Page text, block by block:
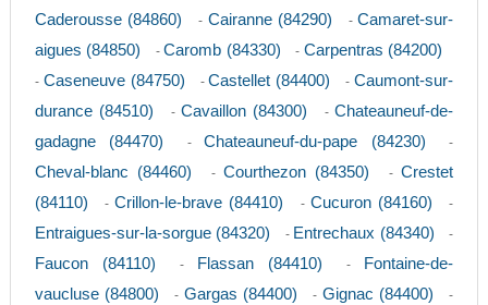
Caderousse (84860) - Cairanne (84290) -Camaret-sur-
aigues (84850)
-Caromb (84330) - Carpentras (84200)
- Caseneuve (84750) -Castellet (84400) -Caumont-sur-
durance (84510)
-Cavaillon (84300) -Chateauneuf-de-
gadagne (84470)
-Chateauneuf-du-pape (84230) -
Cheval-blanc (84460) -Courthezon (84350) -Crestet
(84110)
-Crillon-le-brave (84410) - Cucuron (84160) -
Entraigues-sur-la-sorgue (84320) - Entrechaux (84340) -
Faucon (84110) - Flassan (84410) -
Fontaine-de-
vaucluse (84800)
- Gargas (84400) - Gignac (84400) -